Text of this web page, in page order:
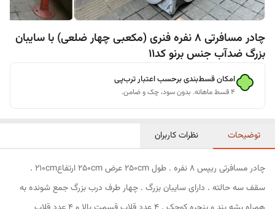
چادر مسافرتی 8 نفره فنری (مکعبی چهار ضلعی) با سایبان
بزرگ ضدآب جنس برنو کد11
امکان قسط‌بندی برحسب اعتبار ترب‌پی
۴ قسط ماهانه. بدون سود، چک و ضامن.
توضیحات نظرات کاربران
چادر مسافرتی ریپس 8 نفره . طول 250cm عرض 250cm ارتفاع210cm .
سقف سه حالته . دارای سایبان بزرگ . چهار طرف درب بزرگ جمع شونده به